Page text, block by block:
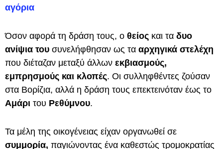
αγόρια
Όσον αφορά τη δράση τους, ο θείος και τα δυο
ανίψια του συνελήφθησαν ως τα αρχηγικά στελέχη
που διέταζαν μεταξύ άλλων εκβιασμούς,
εμπρησμούς και κλοπές. Οι συλληφθέντες ζούσαν
στα Βορίζια, αλλά η δράση τους επεκτεινόταν έως το
Αμάρι του Ρεθύμνου.
Τα μέλη της οικογένειας είχαν οργανωθεί σε
συμμορία, παγιώνοντας ένα καθεστώς τρομοκρατίας